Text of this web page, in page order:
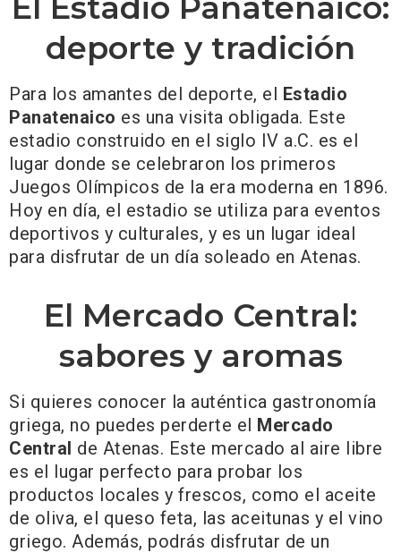
deporte y tradición
Para los amantes del deporte, el Estadio
Panatenaico es una visita obligada. Este
estadio construido en el siglo IV a.C. es el
lugar donde se celebraron los primeros
Juegos Olímpicos de la era moderna en 1896.
Hoy en día, el estadio se utiliza para eventos
deportivos y culturales, y es un lugar ideal
para disfrutar de un día soleado en Atenas.
El Mercado Central:
sabores y aromas
Si quieres conocer la auténtica gastronomía
griega, no puedes perderte el Mercado
Central de Atenas. Este mercado al aire libre
es el lugar perfecto para probar los
productos locales y frescos, como el aceite
de oliva, el queso feta, las aceitunas y el vino
griego. Además, podrás disfrutar de un